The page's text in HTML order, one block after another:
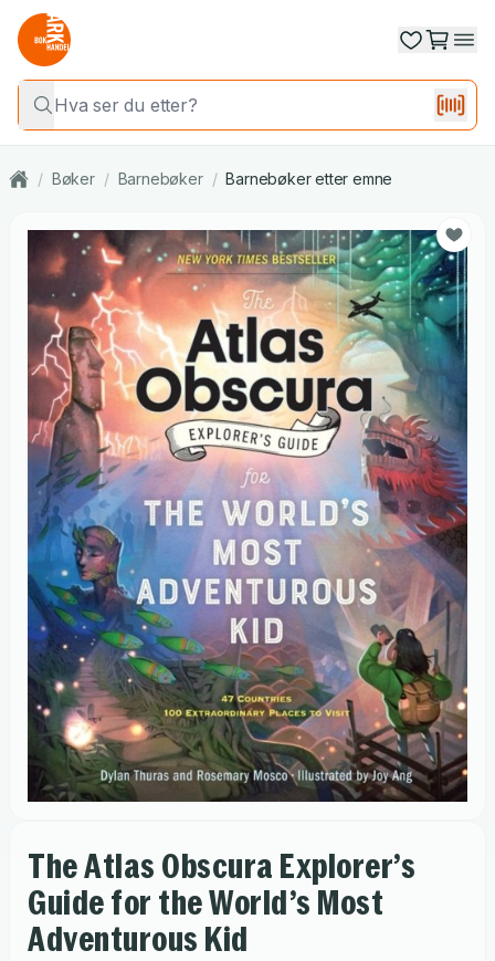
/ Bøker / Barnebøker / Barnebøker etter emne
The Atlas Obscura Explorer’s
Guide for the World’s Most
Adventurous Kid